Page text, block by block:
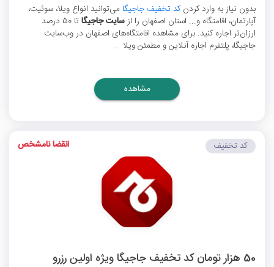
بدون نیاز به وارد کردنکد تخفیف جاجیگا می‌توانید انواع ویلا، سوئیت،
آپارتمان، اقامتگاه و... استان اصفهان را ازسایت جاجیگا
تا 50 درصد
ارزان‌تر اجاره کنید. برای مشاهده اقامتگاه‌های اصفهان در وب‌سایت
جاجیگا، پلتفرم اجاره آنلاین و مطمئن ویلا ...
مشاهده
50 هزار تومان کد تخفیف جاجیگا ویژه اولین رزرو
کد تخفیف انقضا نامشخص